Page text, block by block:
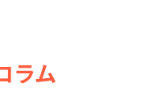
ラム